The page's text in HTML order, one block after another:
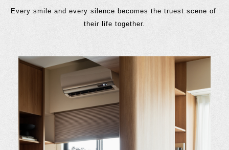
Every smile and every silence becomes the truest scene of
their life together.